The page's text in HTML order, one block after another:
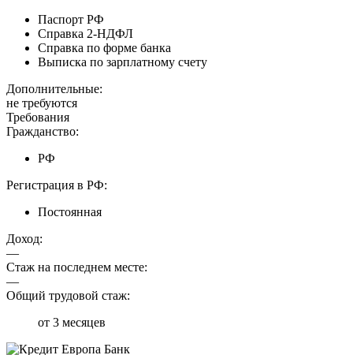
Паспорт РФ
Справка 2-НДФЛ
Справка по форме банка
Выписка по зарплатному счету
Дополнительные:
не требуются
Требования
Гражданство:
РФ
Регистрация в РФ:
Постоянная
Доход:
—
Стаж на последнем месте:
—
Общий трудовой стаж:
от 3 месяцев